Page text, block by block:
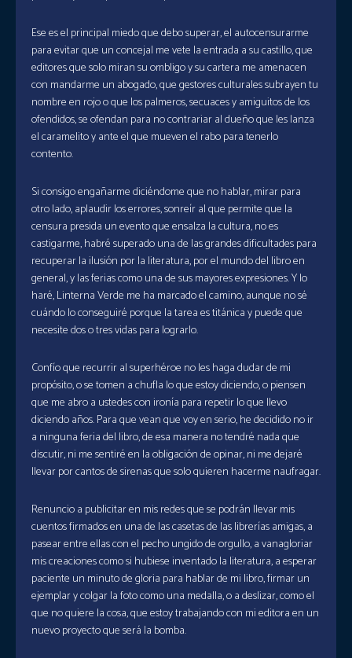
Ese es el principal miedo que debo superar, el autocensurarme
para evitar que un concejal me vete la entrada a su castillo, que
editores que solo miran su ombligo y su cartera me amenacen
con mandarme un abogado, que gestores culturales subrayen tu
nombre en rojo o que los palmeros, secuaces y amiguitos de los
ofendidos, se ofendan para no contrariar al dueño que les lanza
el caramelito y ante el que mueven el rabo para tenerlo
contento.
Si consigo engañarme diciéndome que no hablar, mirar para
otro lado, aplaudir los errores, sonreír al que permite que la
censura presida un evento que ensalza la cultura, no es
castigarme, habré superado una de las grandes dificultades para
recuperar la ilusión por la literatura, por el mundo del libro en
general, y las ferias como una de sus mayores expresiones. Y lo
haré, Linterna Verde me ha marcado el camino, aunque no sé
cuándo lo conseguiré porque la tarea es titánica y puede que
necesite dos o tres vidas para lograrlo.
Confío que recurrir al superhéroe no les haga dudar de mi
propósito, o se tomen a chufla lo que estoy diciendo, o piensen
que me abro a ustedes con ironía para repetir lo que llevo
diciendo años. Para que vean que voy en serio, he decidido no ir
a ninguna feria del libro, de esa manera no tendré nada que
discutir, ni me sentiré en la obligación de opinar, ni me dejaré
llevar por cantos de sirenas que solo quieren hacerme naufragar.
Renuncio a publicitar en mis redes que se podrán llevar mis
cuentos firmados en una de las casetas de las librerías amigas, a
pasear entre ellas con el pecho ungido de orgullo, a vanagloriar
mis creaciones como si hubiese inventado la literatura, a esperar
paciente un minuto de gloria para hablar de mi libro, firmar un
ejemplar y colgar la foto como una medalla, o a deslizar, como el
que no quiere la cosa, que estoy trabajando con mi editora en un
nuevo proyecto que será la bomba.